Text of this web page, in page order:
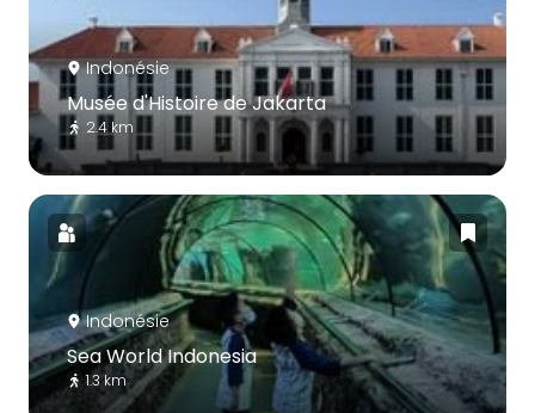
Indonésie
Musée d'Histoire de Jakarta
2.4 km
Indonésie
Sea World Indonesia
1.3 km